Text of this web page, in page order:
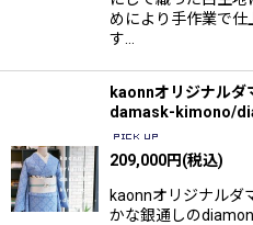
めにより手作業で
す…
kaonnオリジナルダ
damask-kimono/
209,000円(税込)
kaonnオリジナルダ
かな銀通しの